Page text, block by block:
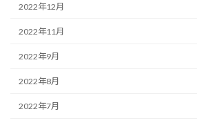
2022年12月
2022年11月
2022年9月
2022年8月
2022年7月